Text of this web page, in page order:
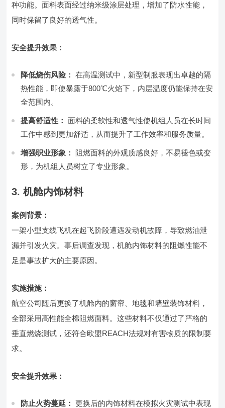
种功能。面料表面经过纳米级涂层处理，增加了防水性能，
同时保留了良好的透气性。
安全提升效果：
降低烧伤风险： 在高温测试中，新型制服表现出卓越的隔
热性能，即使暴露于800℃火焰下，内层温度仍能保持在安
全范围内。
提高舒适性： 面料的柔软性和透气性使机组人员在长时间
工作中感到更加舒适，从而提升了工作效率和服务质量。
增强职业形象：
阻燃面料的外观质感良好，不易褪色或变
形，为机组人员树立了专业形象。
3. 机舱内饰材料
案例背景：
一架小型支线飞机在起飞阶段遭遇发动机故障，导致燃油泄
漏并引发火灾。事后调查发现，机舱内饰材料的阻燃性能不
足是事故扩大的主要原因。
实施措施：
航空公司随后更换了机舱内的窗帘、地毯和墙壁装饰材料，
全部采用高性能全棉阻燃面料。这些材料不仅通过了严格的
垂直燃烧测试，还符合欧盟REACH法规对有害物质的限制要
求。
安全提升效果：
防止火势蔓延： 更换后的内饰材料在模拟火灾测试中表现